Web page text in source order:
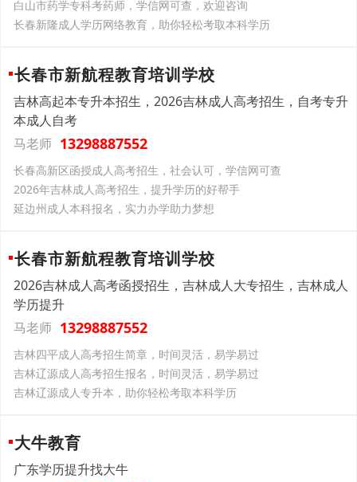
白山市药学专科考药师，学信网可查，欢迎咨询
长春新隆成人学历网络教育，助你轻松考取本科学历
长春市新航程教育培训学校
吉林高起本专升本招生，2026吉林成人高考招生，自考专升
本成人自考
马老师 13298887552
长春高新区函授成人高考招生，社会认可，学信网可查
2026年吉林成人高考招生，提升学历的好帮手
延边州成人本科报名，实力办学助力梦想
长春市新航程教育培训学校
2026吉林成人高考函授招生，吉林成人大专招生，吉林成人
学历提升
马老师 13298887552
吉林四平成人高考招生简章，时间灵活，易学易过
吉林辽源成人高考招生报名，时间灵活，易学易过
吉林辽源成人专升本，助你轻松考取本科学历
大牛教育
广东学历提升找大牛